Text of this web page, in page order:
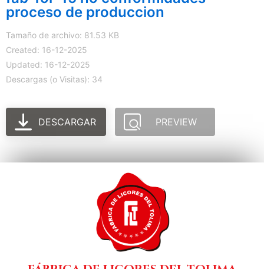
proceso de produccion
Tamaño de archivo: 81.53 KB
Created: 16-12-2025
Updated: 16-12-2025
Descargas (o Visitas): 34
DESCARGAR PREVIEW